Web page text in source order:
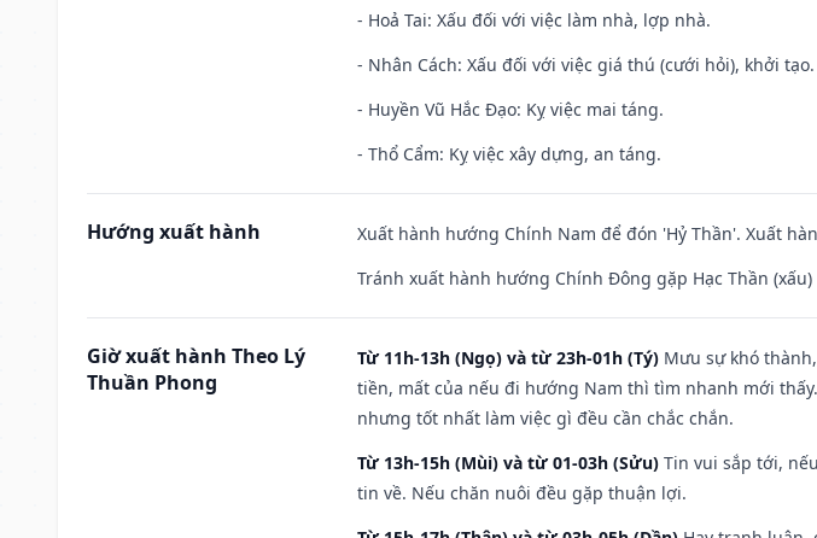
- Hoả Tai: Xấu đối với việc làm nhà, lợp nhà.
- Nhân Cách: Xấu đối với việc giá thú (cưới hỏi), khởi tạo.
- Huyền Vũ Hắc Đạo: Kỵ việc mai táng.
- Thổ Cẩm: Kỵ việc xây dựng, an táng.
Hướng xuất hành
Xuất hành hướng Chính Nam để đón 'Hỷ Thần'. Xuất
Tránh xuất hành hướng Chính Đông gặp Hạc Thần (xấu)
Giờ xuất hành Theo Lý
Thuần Phong
Từ 11h-13h (Ngọ) và từ 23h-01h (Tý) Mưu sự khó
tiền, mất của nếu đi hướng Nam thì tìm nhanh mới
nhưng tốt nhất làm việc gì đều cần chắc chắn.
Từ 13h-15h (Mùi) và từ 01-03h (Sửu) Tin vui sắp tới,
tin về. Nếu chăn nuôi đều gặp thuận lợi.